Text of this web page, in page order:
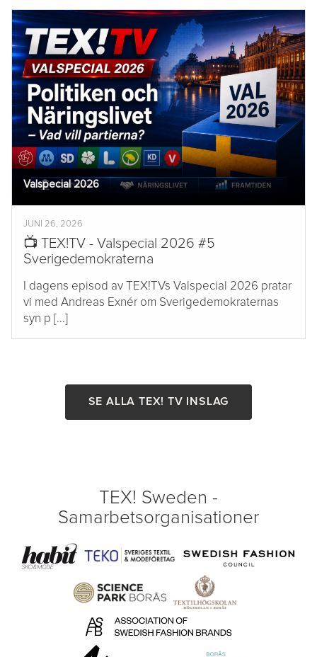
Valspecial 2026
JUNI 26, 2026
📺 TEX!TV - Valspecial 2026 #5
Sverigedemokraterna
I dagens episod av TEX!TVs Valspecial 2026 pratar
vi med Andreas Exnér om Sverigedemokraternas
syn p [...]
SE ALLA TEX! TV INSLAG
TEX! Sweden -
Samarbetsorganisationer